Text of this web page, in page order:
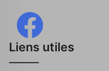
Liens utiles